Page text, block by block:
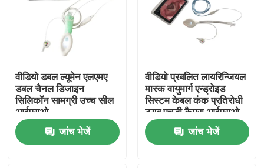
वीडियो डबल ल्यूमेन एलएमए
डबल चैनल डिजाइन
सिलिकॉन सामग्री उच्च सील
आईएसओ
जांच भेजें
वीडियो प्रबलित लायरिन्जियल
मास्क वायुमार्ग एन्ड्रोइड
सिस्टम केबल कंक प्रतिरोधी
ट्यूब एचडी कैमरा आईएसओ
जांच भेजें